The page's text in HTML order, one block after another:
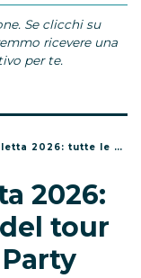
Se clicchi su
ricevere una
per te.
canzoni del tour Jova Summer Party
2026:
tour